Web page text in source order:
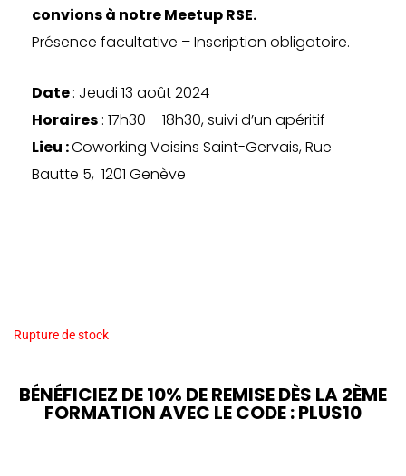
convions à notre Meetup RSE.
Présence facultative – Inscription obligatoire.
Date: Jeudi 13 août 2024
Horaires : 17h30 – 18h30, suivi d’un apéritif
Lieu :Coworking Voisins Saint-Gervais, Rue
Bautte 5, 1201 Genève
Rupture de stock
BÉNÉFICIEZ DE 10% DE REMISE DÈS LA 2ÈME
FORMATION AVEC LE CODE : PLUS10